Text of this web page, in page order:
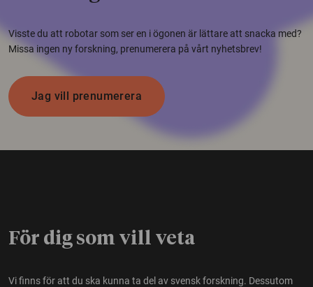
Visste du att robotar som ser en i ögonen är lättare att snacka med?
Missa ingen ny forskning, prenumerera på vårt nyhetsbrev!
Jag vill prenumerera
För dig som vill veta
Vi finns för att du ska kunna ta del av svensk forskning. Dessutom